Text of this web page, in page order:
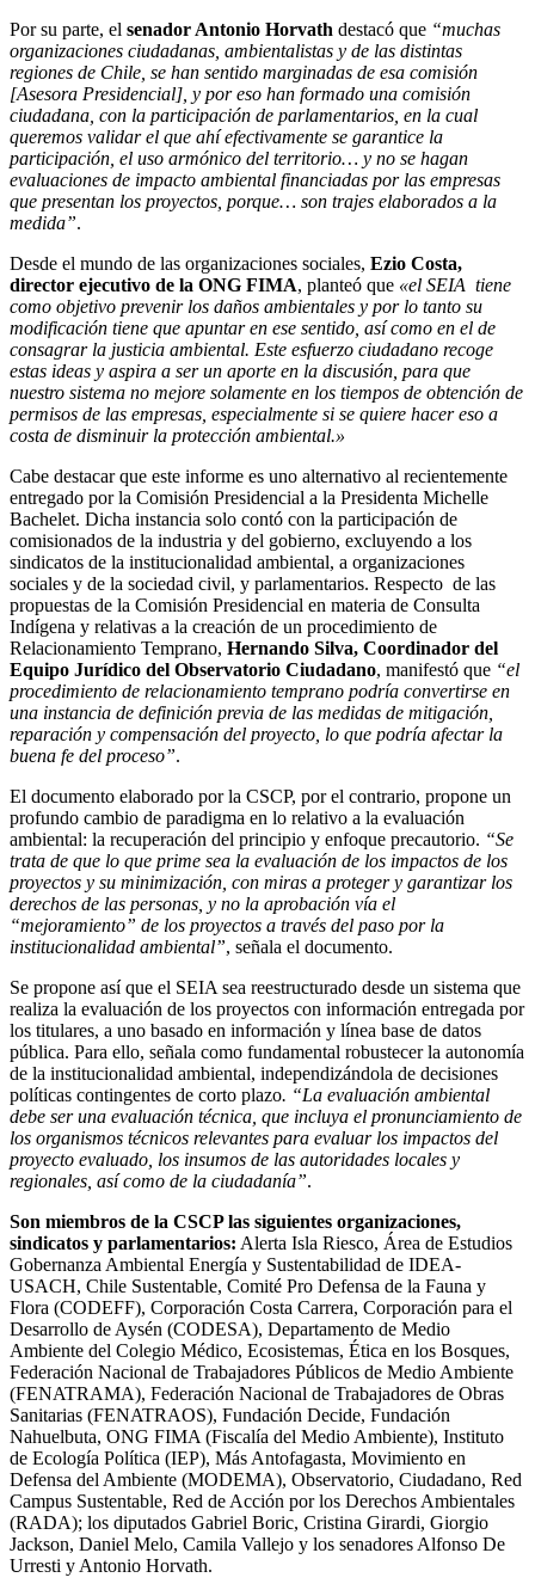
Por su parte, el senador Antonio Horvath destacó que “muchas
organizaciones ciudadanas, ambientalistas y de las distintas
regiones de Chile, se han sentido marginadas de esa comisión
[Asesora Presidencial], y por eso han formado una comisión
ciudadana, con la participación de parlamentarios, en la cual
queremos validar el que ahí efectivamente se garantice la
participación, el uso armónico del territorio… y no se hagan
evaluaciones de impacto ambiental financiadas por las empresas
que presentan los proyectos, porque… son trajes elaborados a la
medida”.
Desde el mundo de las organizaciones sociales, Ezio Costa,
director ejecutivo de la ONG FIMA, planteó que «el SEIA tiene
como objetivo prevenir los daños ambientales y por lo tanto su
modificación tiene que apuntar en ese sentido, así como en el de
consagrar la justicia ambiental. Este esfuerzo ciudadano recoge
estas ideas y aspira a ser un aporte en la discusión, para que
nuestro sistema no mejore solamente en los tiempos de obtención de
permisos de las empresas, especialmente si se quiere hacer eso a
costa de disminuir la protección ambiental.»
Cabe destacar que este informe es uno alternativo al recientemente
entregado por la Comisión Presidencial a la Presidenta Michelle
Bachelet. Dicha instancia solo contó con la participación de
comisionados de la industria y del gobierno, excluyendo a los
sindicatos de la institucionalidad ambiental, a organizaciones
sociales y de la sociedad civil, y parlamentarios. Respecto de las
propuestas de la Comisión Presidencial en materia de Consulta
Indígena y relativas a la creación de un procedimiento de
Relacionamiento Temprano, Hernando Silva, Coordinador del
Equipo Jurídico del Observatorio Ciudadano, manifestó que “el
procedimiento de relacionamiento temprano podría convertirse en
una instancia de definición previa de las medidas de mitigación,
reparación y compensación del proyecto, lo que podría afectar la
buena fe del proceso”.
El documento elaborado por la CSCP, por el contrario, propone un
profundo cambio de paradigma en lo relativo a la evaluación
ambiental: la recuperación del principio y enfoque precautorio. “Se
trata de que lo que prime sea la evaluación de los impactos de los
proyectos y su minimización, con miras a proteger y garantizar los
derechos de las personas, y no la aprobación vía el
“mejoramiento” de los proyectos a través del paso por la
institucionalidad ambiental”, señala el documento.
Se propone así que el SEIA sea reestructurado desde un sistema que
realiza la evaluación de los proyectos con información entregada por
los titulares, a uno basado en información y línea base de datos
pública. Para ello, señala como fundamental robustecer la autonomía
de la institucionalidad ambiental, independizándola de decisiones
políticas contingentes de corto plazo. “La evaluación ambiental
debe ser una evaluación técnica, que incluya el pronunciamiento de
los organismos técnicos relevantes para evaluar los impactos del
proyecto evaluado, los insumos de las autoridades locales y
regionales, así como de la ciudadanía”.
Son miembros de la CSCP las siguientes organizaciones,
sindicatos y parlamentarios: Alerta Isla Riesco, Área de Estudios
Gobernanza Ambiental Energía y Sustentabilidad de IDEA-
USACH, Chile Sustentable, Comité Pro Defensa de la Fauna y
Flora (CODEFF), Corporación Costa Carrera, Corporación para el
Desarrollo de Aysén (CODESA), Departamento de Medio
Ambiente del Colegio Médico, Ecosistemas, Ética en los Bosques,
Federación Nacional de Trabajadores Públicos de Medio Ambiente
(FENATRAMA), Federación Nacional de Trabajadores de Obras
Sanitarias (FENATRAOS), Fundación Decide, Fundación
Nahuelbuta, ONG FIMA (Fiscalía del Medio Ambiente), Instituto
de Ecología Política (IEP), Más Antofagasta, Movimiento en
Defensa del Ambiente (MODEMA), Observatorio, Ciudadano, Red
Campus Sustentable, Red de Acción por los Derechos Ambientales
(RADA); los diputados Gabriel Boric, Cristina Girardi, Giorgio
Jackson, Daniel Melo, Camila Vallejo y los senadores Alfonso De
Urresti y Antonio Horvath.